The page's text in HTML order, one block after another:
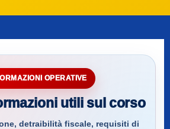
OPERATIVE
utili sul corso
detraibilità fiscale, requisiti di